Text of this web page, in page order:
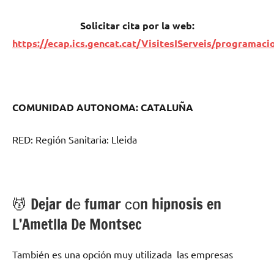
Solicitar cita pοr la web:
https://ecap.ics.gencat.cat/VisitesIServeis/
COMUNIDAD AUTONOMA: CATALUÑA
RED: Región Sanitaria: Lleida
💆 ‍Dejar dе fumar сοn hipnosis en
L’Ametlla De Montsec
También es una opción muy utilizada las empresas